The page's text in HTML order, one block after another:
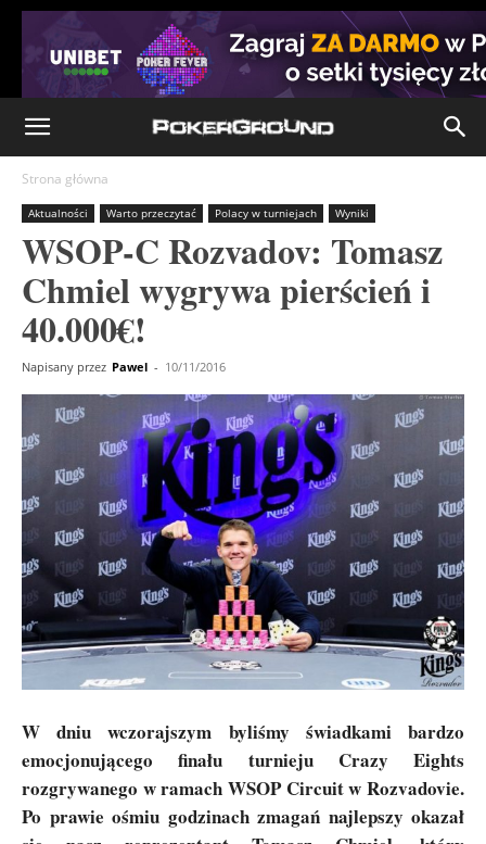
Strona główna
Aktualności Warto przeczytać Polacy w turniejach Wyniki
WSOP-C Rozvadov: Tomasz
Chmiel wygrywa pierścień i
40.000€!
Napisany przez Pawel - 10/11/2016
W dniu wczorajszym byliśmy świadkami bardzo
emocjonującego finału turnieju Crazy Eights
rozgrywanego w ramach WSOP Circuit w Rozvadovie.
Po prawie ośmiu godzinach zmagań najlepszy okazał